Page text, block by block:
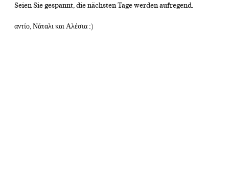
Seien Sie gespannt, die nächsten Tage werden aufregend.
αντίο, Νάταλι και Αλέσια :)